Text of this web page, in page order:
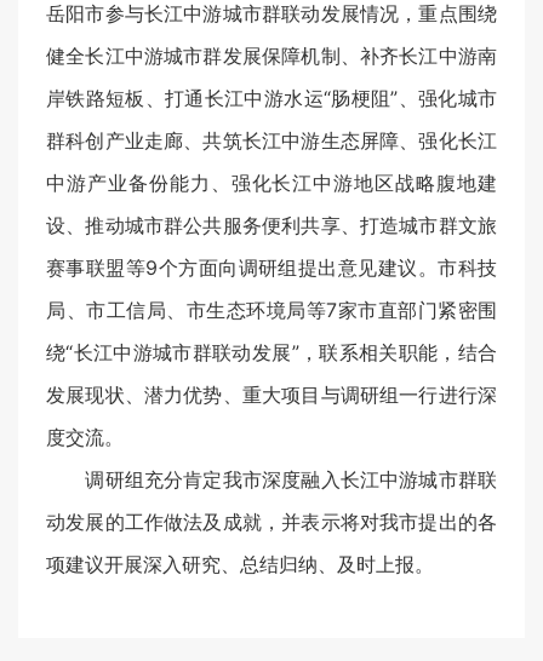
岳阳市参与长江中游城市群联动发展情况，重点围绕
健全长江中游城市群发展保障机制、补齐长江中游南
岸铁路短板、打通长江中游水运“肠梗阻”、强化城市
群科创产业走廊、共筑长江中游生态屏障、强化长江
中游产业备份能力、强化长江中游地区战略腹地建
设、推动城市群公共服务便利共享、打造城市群文旅
赛事联盟等9个方面向调研组提出意见建议。市科技
局、市工信局、市生态环境局等7家市直部门紧密围
绕“长江中游城市群联动发展”，联系相关职能，结合
发展现状、潜力优势、重大项目与调研组一行进行深
度交流。
调研组充分肯定我市深度融入长江中游城市群联
动发展的工作做法及成就，并表示将对我市提出的各
项建议开展深入研究、总结归纳、及时上报。